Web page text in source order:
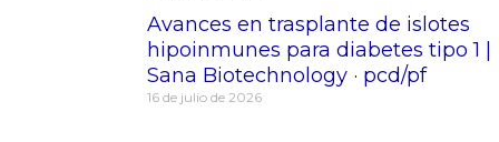
Avances en trasplante de islotes
hipoinmunes para diabetes tipo 1 |
Sana Biotechnology · pcd/pf
16 de julio de 2026